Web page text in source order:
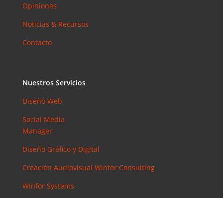
Opiniones
Noticias & Recursos
Contacto
Nuestros Servicios
Diseño Web
Social Media
Manager
Diseño Gráfico y Digital
Creación Audiovisual Winfor Consulting
Winfor Systems